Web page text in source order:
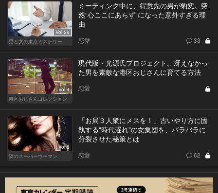
Vol.29
男と女の東京ミステリー
ミーティング中に、得意先の男が豹変。突
然“心ここにあらず”になった意外すぎる理
由
恋愛 33
Vol.4
港区おじさんコレクション
現代版・光源氏プロジェクト。冴えなかっ
た男を素敵な港区おじさんに育てる方法
恋愛
Vol.8
隣のスーパーウーマン
「お局３人衆にメスを！」古いやり方に固
執する“時代遅れ”の女集団を、バラバラに
分裂させた秘策とは
恋愛 62